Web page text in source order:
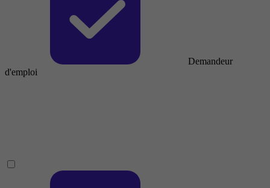
Demandeur
d'emploi